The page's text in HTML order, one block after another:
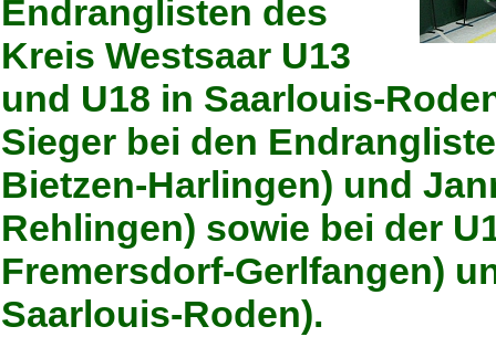
Endranglisten des
Kreis Westsaar U13
und U18 in Saarlouis-
Sieger bei den
Bietzen-Harlingen) und
Rehlingen) sowie bei der
Fremersdorf-Gerlfangen)
Saarlouis-Roden).